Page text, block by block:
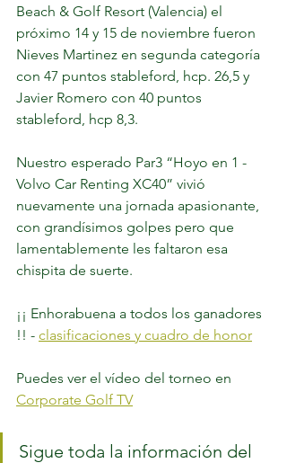
Beach & Golf Resort (Valencia) el
próximo 14 y 15 de noviembre fueron
Nieves Martinez en segunda categoría
con 47 puntos stableford, hcp. 26,5 y
Javier Romero con 40 puntos
Nuestro esperado Par3 “Hoyo en 1 -
Volvo Car Renting XC40” vivió
nuevamente una jornada apasionante,
con grandísimos golpes pero que
lamentablemente les faltaron esa
chispita de suerte.
¡¡ Enhorabuena a todos los ganadores
!! - clasificaciones y cuadro de honor
Puedes ver el vídeo del torneo en
Corporate Golf TV
Sigue toda la información del